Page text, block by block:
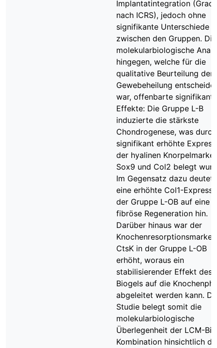
Implantatintegration (Grad
nach ICRS), jedoch ohne
signifikante Unterschiede
zwischen den Gruppen. Die
molekularbiologische
hingegen, welche für die
qualitative Beurteilung der
Gewebeheilung
war, offenbarte signifikante
Effekte: Die Gruppe L-B
induzierte die stärkste
Chondrogenese, was
signifikant erhöhte
der hyalinen Knorpelmarker
Sox9 und Col2 belegt
Im Gegensatz dazu deutete
eine erhöhte Col1-
der Gruppe L-OB auf eine
fibröse Regeneration hin.
Darüber hinaus war der
Knochenresorptionsmarker
CtsK in der Gruppe L-OB
erhöht, woraus ein
stabilisierender Effekt des
Biogels auf die
abgeleitet werden kann.
Studie belegt somit die
molekularbiologische
Überlegenheit der LCM-
Kombination hinsichtlich